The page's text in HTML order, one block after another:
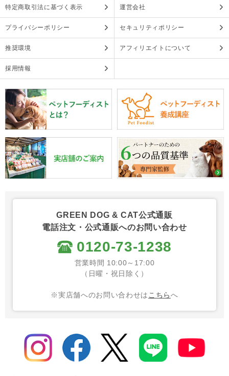
特定商取引法に基づく表示 運営会社
プライバシーポリシー セキュリティポリシー
推奨環境 アフィリエイトについて
採用情報
GREEN DOG & CAT公式通販
電話注文・公式通販へのお問い合わせ
0120-73-1238
営業時間 10:00～17:00
（日曜・祝日除く）
※実店舗へのお問い合わせは こちらへ